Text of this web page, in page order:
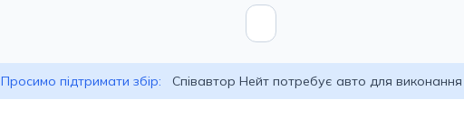
Просимо підтримати збір: Співавтор Нейт потребує авто для